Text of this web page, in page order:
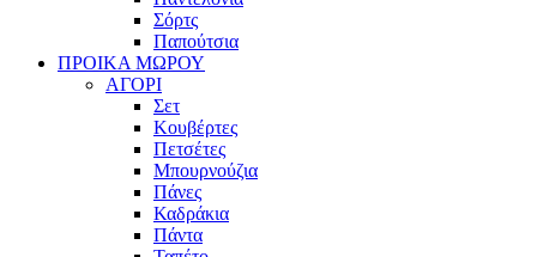
Σόρτς
Παπούτσια
ΠΡΟΙΚΑ ΜΩΡΟΥ
ΑΓΟΡΙ
Σετ
Κουβέρτες
Πετσέτες
Μπουρνούζια
Πάνες
Καδράκια
Πάντα